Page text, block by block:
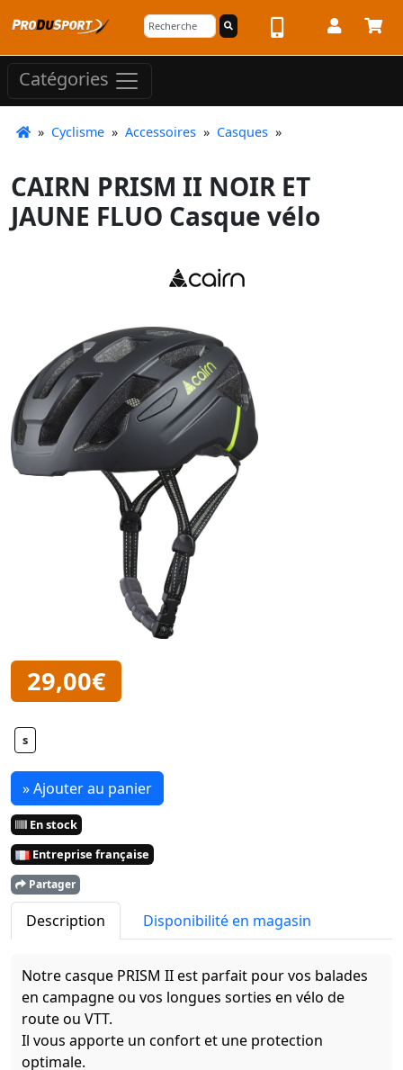
Catégories
» Cyclisme » Accessoires » Casques »
CAIRN PRISM II NOIR ET
JAUNE FLUO Casque vélo
29,00€
s
» Ajouter au panier
En stock
Entreprise française
Partager
Description Disponibilité en magasin
Notre casque PRISM II est parfait pour vos balades
en campagne ou vos longues sorties en vélo de
route ou VTT.
Il vous apporte un confort et une protection
optimale.